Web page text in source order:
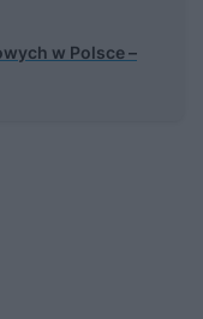
w Polsce –